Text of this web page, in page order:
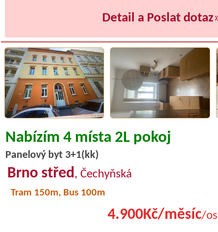
Detail a Poslat dotaz
Nabízím 4 místa 2L pokoj
Panelový byt 3+1(kk)
Brno střed, Čechyňská
Tram 150m, Bus 100m
4.900Kč/měsíc/